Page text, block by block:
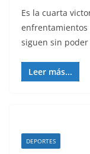
Es la cuarta
enfrentamientos
siguen sin
Leer más...
DEPORTES